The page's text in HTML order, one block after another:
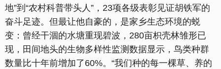
地”到“农村科普带头人”，23项各级表彰见证胡铁军的
奋斗足迹。但最让他自豪的，是家乡生态环境的蜕
变：曾经干涸的水塘重现碧波，280亩枳壳林雏形已
现，田间地头的生物多样性监测数据显示，鸟类种群
数量比十年前增加了60%。“我们种的每一棵草、养的